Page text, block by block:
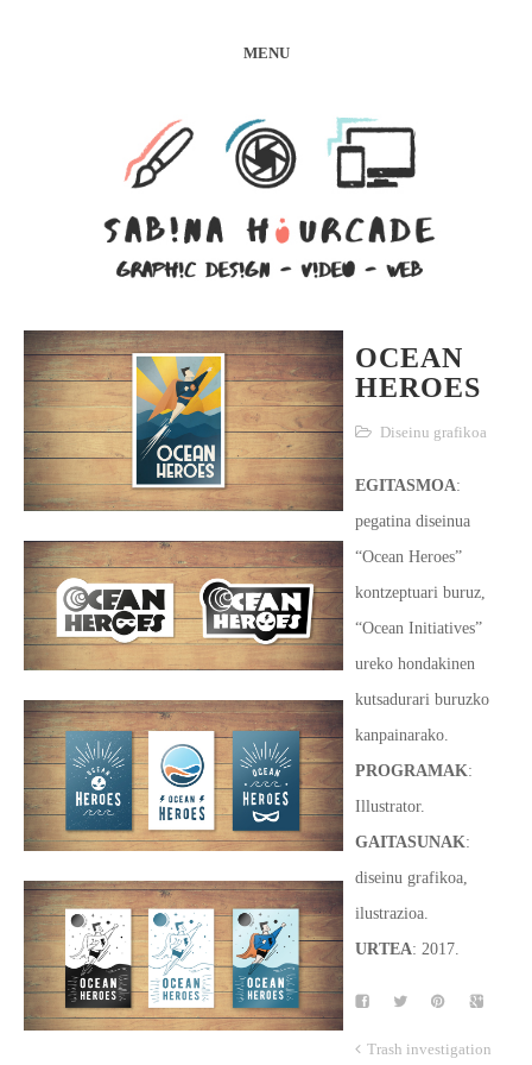
MENU
OCEAN
HEROES
Diseinu grafikoa
EGITASMOA:
pegatina diseinua
“Ocean Heroes”
kontzeptuari buruz,
“Ocean Initiatives”
ureko hondakinen
kutsadurari buruzko
kanpainarako.
PROGRAMAK:
Illustrator.
GAITASUNAK:
diseinu grafikoa,
ilustrazioa.
URTEA: 2017.
Trash investigation